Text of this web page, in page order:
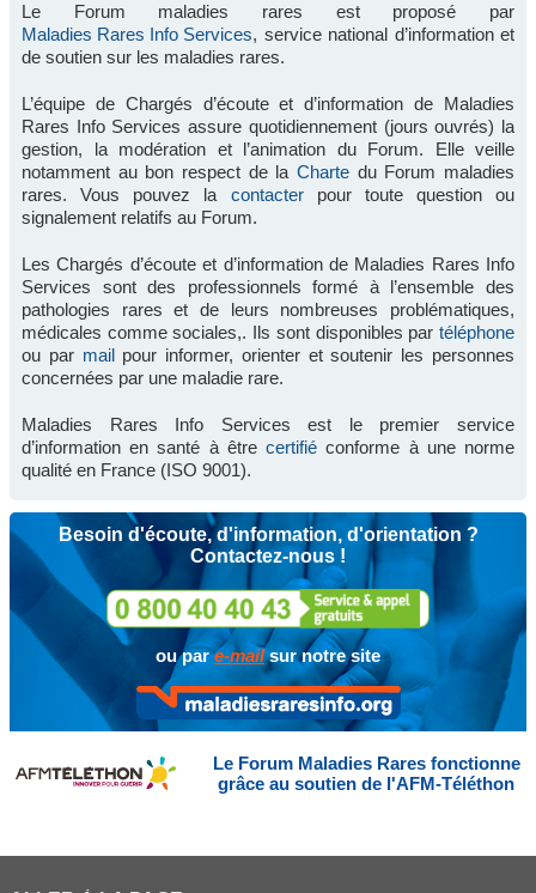
Le Forum maladies rares est proposé par
Maladies Rares Info Services, service national d’information et
de soutien sur les maladies rares.
L’équipe de Chargés d’écoute et d’information de Maladies
Rares Info Services assure quotidiennement (jours ouvrés) la
gestion, la modération et l’animation du Forum. Elle veille
notamment au bon respect de la Charte du Forum maladies
rares. Vous pouvez la contacterpour toute question ou
signalement relatifs au Forum.
Les Chargés d’écoute et d’information de Maladies Rares Info
Services sont des professionnels formé à l’ensemble des
pathologies rares et de leurs nombreuses problématiques,
médicales comme sociales,. Ils sont disponibles par téléphone
ou par mailpour informer, orienter et soutenir les personnes
concernées par une maladie rare.
Maladies Rares Info Services est le premier service
d’information en santé à êtrecertifié conforme à une norme
qualité en France (ISO 9001).
Besoin d'écoute, d'information, d'orientation ?
Contactez-nous !
ou pare-mailsur notre site
Le Forum Maladies Rares fonctionne
grâce au soutien de l'AFM-Téléthon